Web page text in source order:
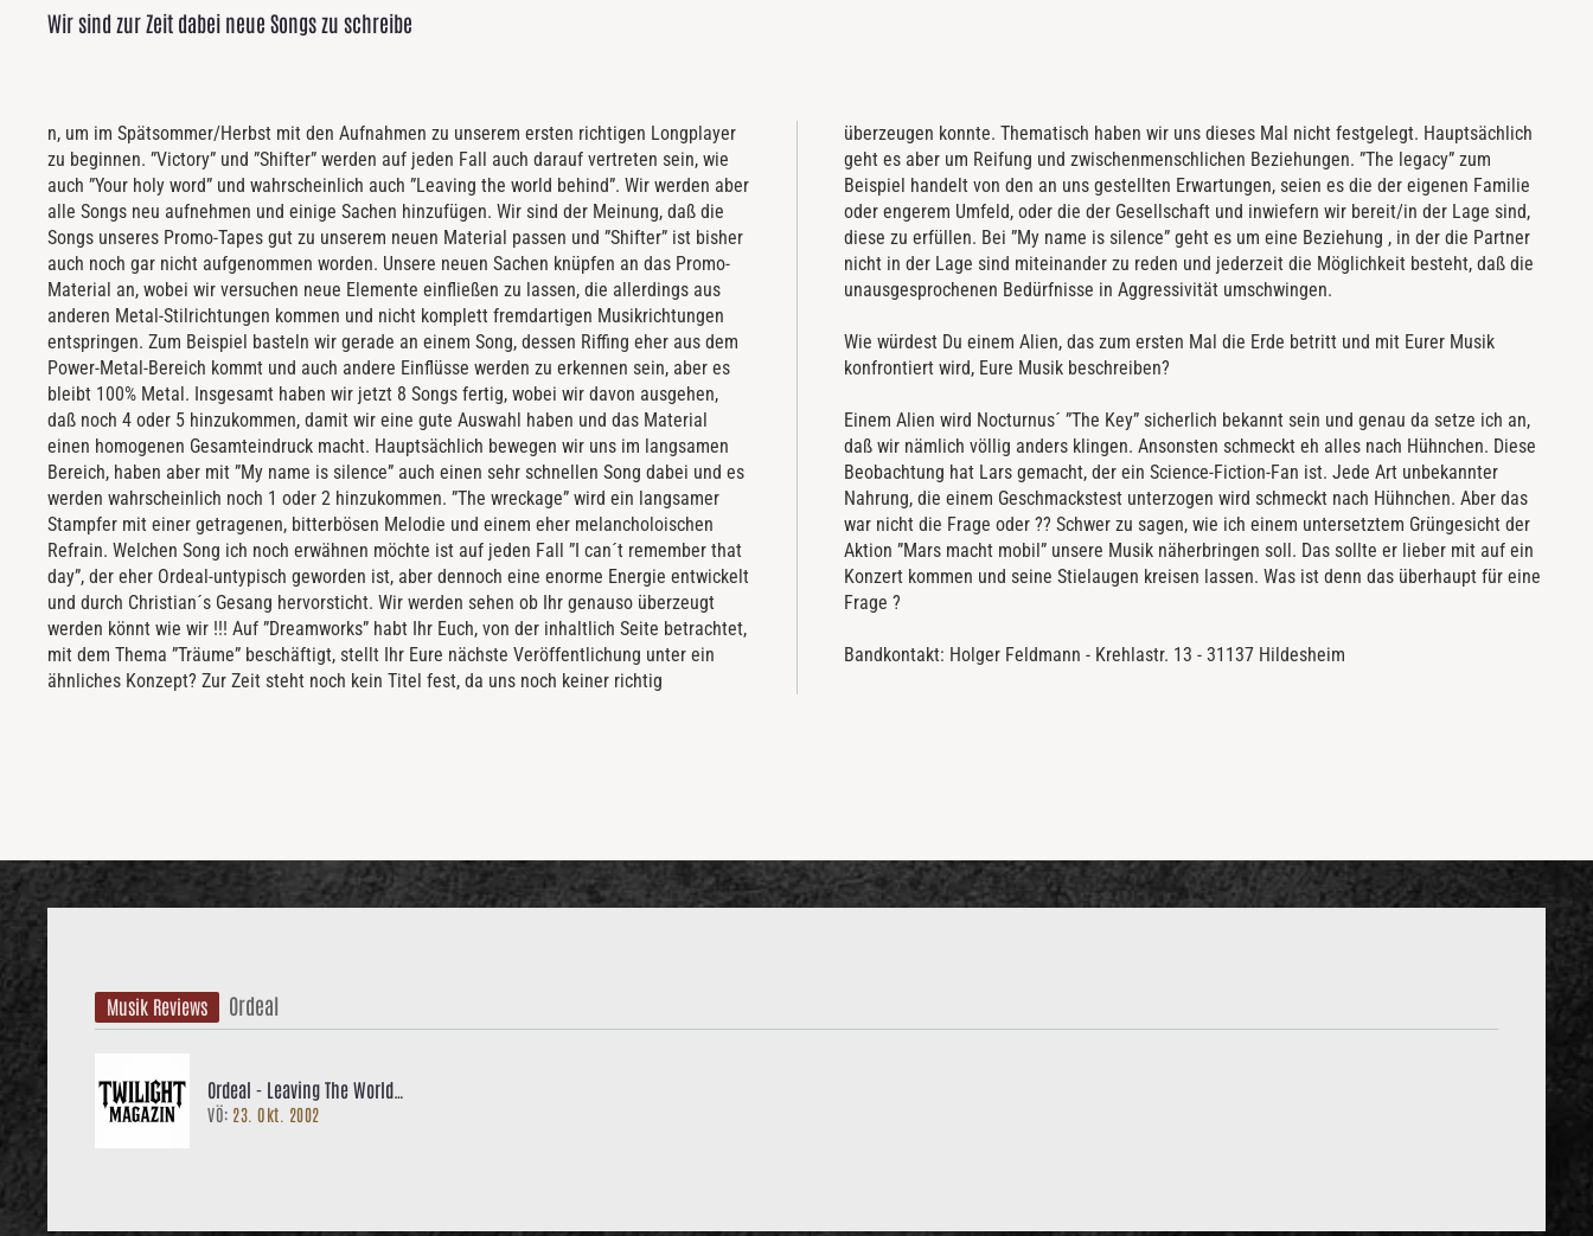
Wir sind zur Zeit dabei neue Songs zu schreibe
n, um im Spätsommer/Herbst mit den Aufnahmen zu unserem ersten richtigen Longplayer
zu beginnen. ”Victory” und ”Shifter” werden auf jeden Fall auch darauf vertreten sein, wie
auch ”Your holy word” und wahrscheinlich auch ”Leaving the world behind”. Wir werden aber
alle Songs neu aufnehmen und einige Sachen hinzufügen. Wir sind der Meinung, daß die
Songs unseres Promo-Tapes gut zu unserem neuen Material passen und ”Shifter” ist bisher
auch noch gar nicht aufgenommen worden. Unsere neuen Sachen knüpfen an das Promo-
Material an, wobei wir versuchen neue Elemente einfließen zu lassen, die allerdings aus
anderen Metal-Stilrichtungen kommen und nicht komplett fremdartigen Musikrichtungen
entspringen. Zum Beispiel basteln wir gerade an einem Song, dessen Riffing eher aus dem
Power-Metal-Bereich kommt und auch andere Einflüsse werden zu erkennen sein, aber es
bleibt 100% Metal. Insgesamt haben wir jetzt 8 Songs fertig, wobei wir davon ausgehen,
daß noch 4 oder 5 hinzukommen, damit wir eine gute Auswahl haben und das Material
einen homogenen Gesamteindruck macht. Hauptsächlich bewegen wir uns im langsamen
Bereich, haben aber mit ”My name is silence” auch einen sehr schnellen Song dabei und es
werden wahrscheinlich noch 1 oder 2 hinzukommen. ”The wreckage” wird ein langsamer
Stampfer mit einer getragenen, bitterbösen Melodie und einem eher melancholoischen
Refrain. Welchen Song ich noch erwähnen möchte ist auf jeden Fall ”I can´t remember that
day”, der eher Ordeal-untypisch geworden ist, aber dennoch eine enorme Energie entwickelt
und durch Christian´s Gesang hervorsticht. Wir werden sehen ob Ihr genauso überzeugt
werden könnt wie wir !!! Auf ”Dreamworks” habt Ihr Euch, von der inhaltlich Seite betrachtet,
mit dem Thema ”Träume” beschäftigt, stellt Ihr Eure nächste Veröffentlichung unter ein
ähnliches Konzept? Zur Zeit steht noch kein Titel fest, da uns noch keiner richtig
überzeugen konnte. Thematisch haben wir uns dieses Mal nicht festgelegt. Hauptsächlich
geht es aber um Reifung und zwischenmenschlichen Beziehungen. ”The legacy” zum
Beispiel handelt von den an uns gestellten Erwartungen, seien es die der eigenen Familie
oder engerem Umfeld, oder die der Gesellschaft und inwiefern wir bereit/in der Lage sind,
diese zu erfüllen. Bei ”My name is silence” geht es um eine Beziehung , in der die Partner
nicht in der Lage sind miteinander zu reden und jederzeit die Möglichkeit besteht, daß die
unausgesprochenen Bedürfnisse in Aggressivität umschwingen.
Wie würdest Du einem Alien, das zum ersten Mal die Erde betritt und mit Eurer Musik
konfrontiert wird, Eure Musik beschreiben?
Einem Alien wird Nocturnus´ ”The Key” sicherlich bekannt sein und genau da setze ich an,
daß wir nämlich völlig anders klingen. Ansonsten schmeckt eh alles nach Hühnchen. Diese
Beobachtung hat Lars gemacht, der ein Science-Fiction-Fan ist. Jede Art unbekannter
Nahrung, die einem Geschmackstest unterzogen wird schmeckt nach Hühnchen. Aber das
war nicht die Frage oder ?? Schwer zu sagen, wie ich einem untersetztem Grüngesicht der
Aktion ”Mars macht mobil” unsere Musik näherbringen soll. Das sollte er lieber mit auf ein
Konzert kommen und seine Stielaugen kreisen lassen. Was ist denn das überhaupt für eine
Frage ?
Bandkontakt: Holger Feldmann - Krehlastr. 13 - 31137 Hildesheim
Musik Reviews Ordeal
Ordeal - Leaving The World
Behind
VÖ: 23. Okt. 2002